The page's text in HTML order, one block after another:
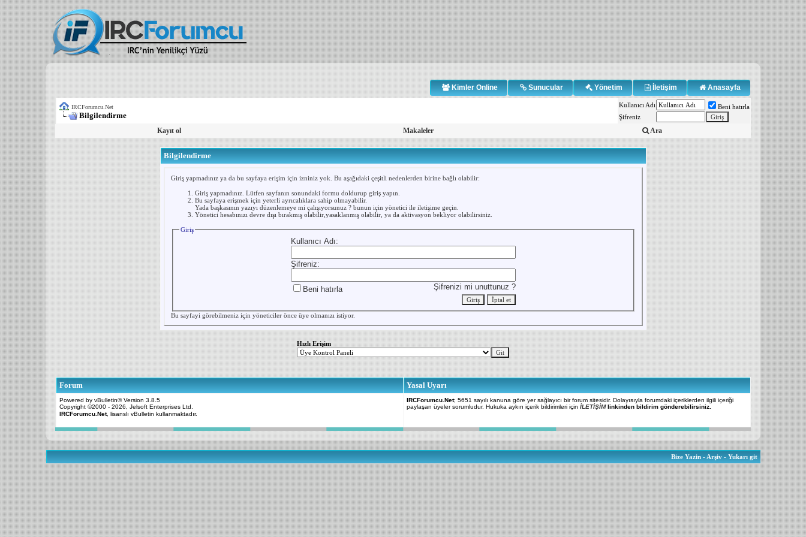
Anasayfa
İletişim
Yönetim
Sunucular
Kimler Online
IRCForumcu.Net
Bilgilendirme
Kullanıcı Adı
Beni hatırla
Şifreniz
Kayıt ol Makaleler Ara
Bilgilendirme
Giriş yapmadınız ya da bu sayfaya erişim için izniniz yok. Bu aşağıdaki çeşitli nedenlerden birine bağlı olabilir:
Giriş yapmadınız. Lütfen sayfanın sonundaki formu doldurup giriş yapın.
Bu sayfaya erişmek için yeterli ayrıcalıklara sahip olmayabilir.
Yada başkasının yazıyı düzenlemeye mi çalışıyorsunuz ? bunun için yönetici ile iletişime geçin.
Yönetici hesabınızı devre dışı bırakmış olabilir,yasaklanmış olabilir, ya da aktivasyon bekliyor olabilirsiniz.
Giriş
Kullanıcı Adı:
Şifreniz:
Şifrenizi mi unuttunuz ?
Beni hatırla
Bu sayfayi görebilmeniz için yöneticiler önce üyeolmanızı istiyor.
Hızlı Erişim
Forum Yasal Uyarı
Powered by vBulletin® Version 3.8.5
Copyright ©2000 - 2026, Jelsoft Enterprises Ltd.
IRCForumcu.Net, lisanslı vBulletin kullanmaktadır.
IRCForumcu.Net; 5651 sayılı kanuna göre yer sağlayıcı bir forum sitesidir. Dolayısıyla forumdaki içeriklerden ilgili içeriği
paylaşan üyeler sorumludur. Hukuka aykırı içerik bildirimleri için İLETİŞİMlinkinden bildirim gönderebilirsiniz.
Bize Yazin- Arşiv- Yukarı git